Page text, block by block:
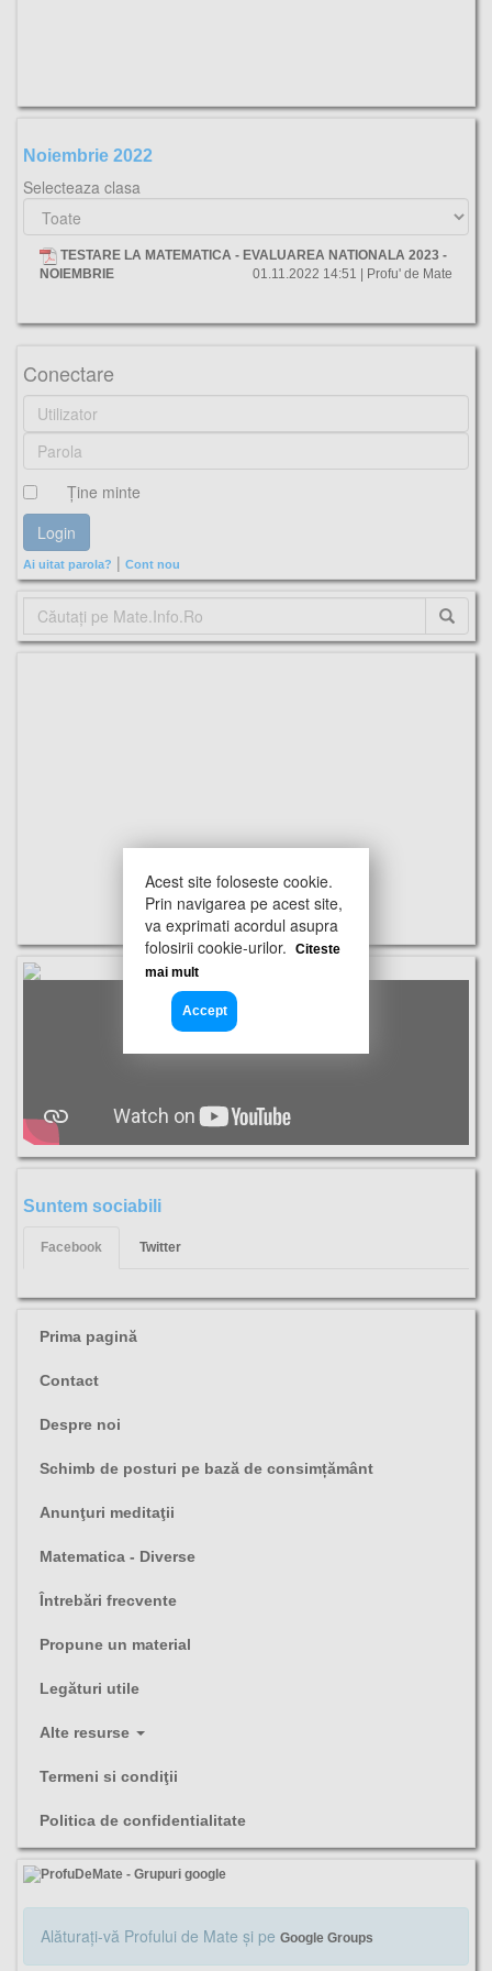
Noiembrie 2022
Selecteaza clasa
TESTARE LA MATEMATICA - EVALUAREA NATIONALA 2023 -
NOIEMBRIE
01.11.2022 14:51 | Profu' de Mate
Conectare
Ţine minte
Ai uitat parola? | Cont nou
Suntem sociabili
Facebook Twitter
Prima pagină
Contact
Despre noi
Schimb de posturi pe bază de consimțământ
Anunţuri meditaţii
Matematica - Diverse
Întrebări frecvente
Propune un material
Legături utile
Alte resurse
Termeni si condiţii
Politica de confidentialitate
Alăturaţi-vă Profului de Mate şi pe Google Groups
Acest site foloseste cookie.
Prin navigarea pe acest site,
va exprimati acordul asupra
folosirii cookie-urilor.
Citeste
mai mult
Accept